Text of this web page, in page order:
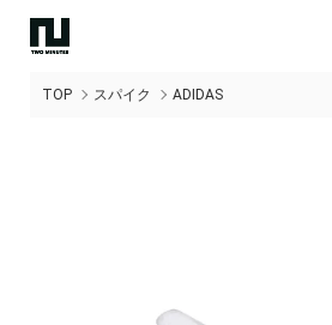
TOP スパイク ADIDAS